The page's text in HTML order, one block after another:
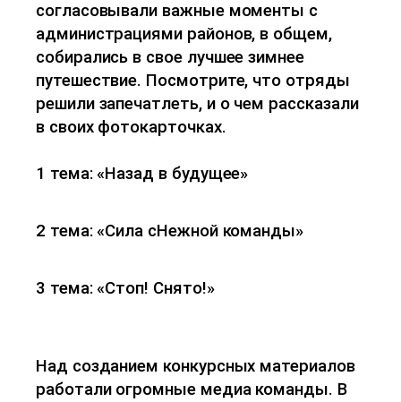
согласовывали важные моменты с
администрациями районов, в общем,
собирались в свое лучшее зимнее
путешествие. Посмотрите, что отряды
решили запечатлеть, и о чем рассказали
в своих фотокарточках.
1 тема: «Назад в будущее»
2 тема: «Сила сНежной команды»
3 тема: «Стоп! Снято!»
Над созданием конкурсных материалов
работали огромные медиа команды. В